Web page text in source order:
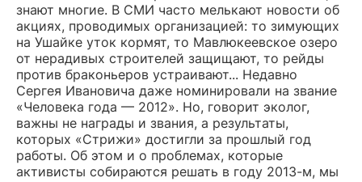
знают многие. В СМИ часто мелькают новости об
акциях, проводимых организацией: то зимующих
на Ушайке уток кормят, то Мавлюкеевское озеро
от нерадивых строителей защищают, то рейды
против браконьеров устраивают... Недавно
Сергея Ивановича даже номинировали на звание
«Человека года — 2012». Но, говорит эколог,
важны не награды и звания, а результаты,
которых «Стрижи» достигли за прошлый год
работы. Об этом и о проблемах, которые
активисты собираются решать в году 2013-м, мы